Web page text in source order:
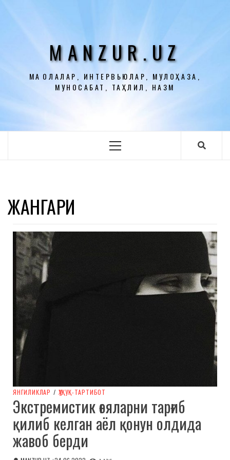
MANZUR.UZ
МАҚОЛАЛАР, ИНТЕРВЬЮЛАР, МУЛОҲАЗА,
МУНОСАБАТ, ТАҲЛИЛ, НАЗМ
меню
ЖАНГАРИ
ЯНГИЛИКЛАР / ҲУҚУҚ-ТАРТИБОТ
Экстремистик ғояларни тарғиб
қилиб келган аёл қонун олдида
жавоб берди